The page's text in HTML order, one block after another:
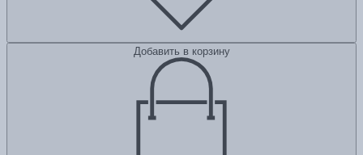
Добавить в корзину